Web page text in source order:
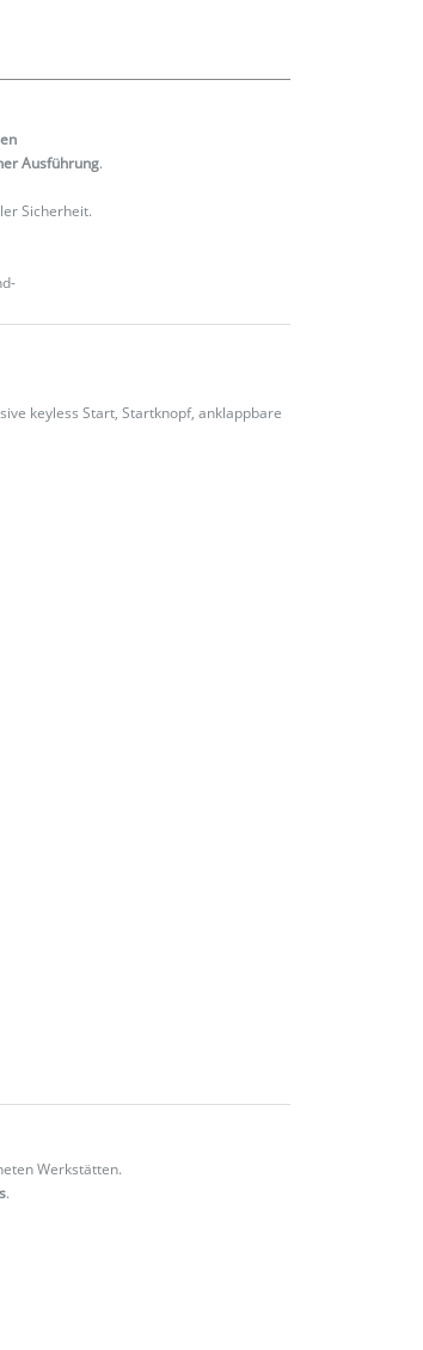
Ausführung.
Sicherheit.
keyless Start, Startknopf, anklappbare
Werkstätten.
.